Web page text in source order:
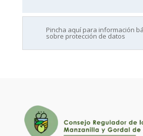
Pincha aquí para información
sobre protección de datos